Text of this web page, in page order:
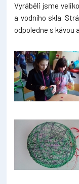
Vyráběli jsme
a vodního skla.
odpoledne s kávou